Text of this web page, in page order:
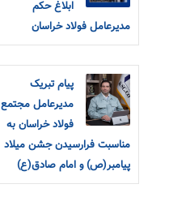
ابلاغ حکم
مدیرعامل فولاد خراسان
پیام تبریک
مدیرعامل مجتمع
فولاد خراسان به
مناسبت فرارسیدن جشن میلاد
پیامبر(ص) و امام صادق(ع)